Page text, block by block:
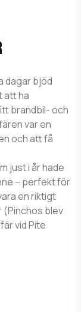
dagar bjöd
att ha
brandbil- och
var en
och att få
just i år hade
– perfekt för
en riktigt
(Pinchos blev
vid Pite